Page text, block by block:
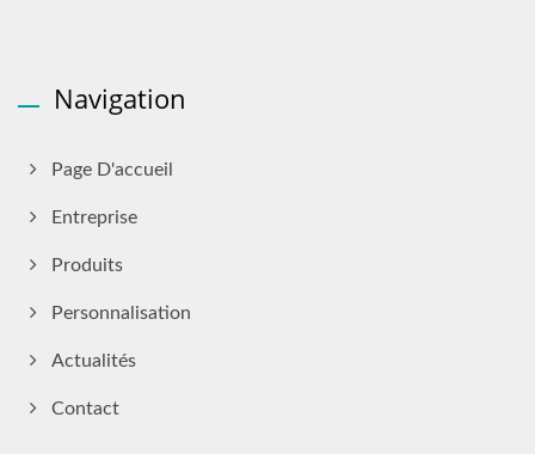
Navigation
Page D'accueil
Entreprise
Produits
Personnalisation
Actualités
Contact